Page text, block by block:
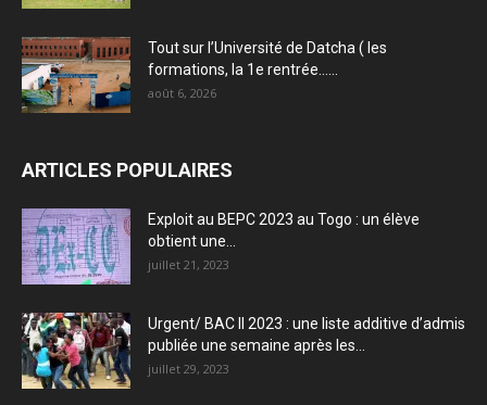
Tout sur l’Université de Datcha ( les
formations, la 1e rentrée…...
août 6, 2026
ARTICLES POPULAIRES
Exploit au BEPC 2023 au Togo : un élève
obtient une...
juillet 21, 2023
Urgent/ BAC II 2023 : une liste additive d’admis
publiée une semaine après les...
juillet 29, 2023